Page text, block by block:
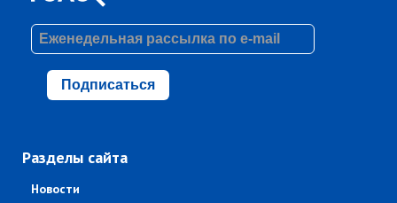
Подписаться
Разделы сайта
Новости